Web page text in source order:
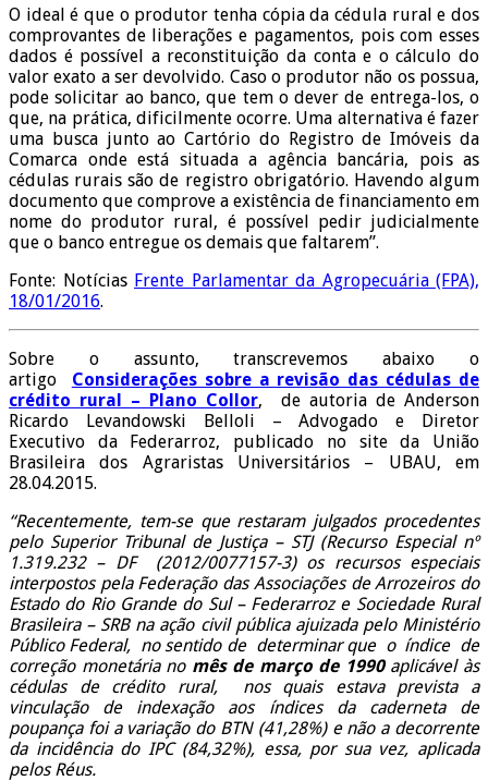
O ideal é que o produtor tenha cópia da cédula rural e dos
comprovantes de liberações e pagamentos, pois com esses
dados é possível a reconstituição da conta e o cálculo do
valor exato a ser devolvido. Caso o produtor não os possua,
pode solicitar ao banco, que tem o dever de entrega-los, o
que, na prática, dificilmente ocorre. Uma alternativa é fazer
uma busca junto ao Cartório do Registro de Imóveis da
Comarca onde está situada a agência bancária, pois as
cédulas rurais são de registro obrigatório. Havendo algum
documento que comprove a existência de financiamento em
nome do produtor rural, é possível pedir judicialmente
que o banco entregue os demais que faltarem”.
Fonte: Notícias Frente Parlamentar da Agropecuária (FPA),
18/01/2016.
Sobre o assunto, transcrevemos abaixo o
artigo Considerações sobre a revisão das cédulas de
crédito rural – Plano Collor, de autoria de Anderson
Ricardo Levandowski Belloli – Advogado e Diretor
Executivo da Federarroz, publicado no site da União
Brasileira dos Agraristas Universitários – UBAU, em
28.04.2015.
“Recentemente, tem-se que restaram julgados procedentes
pelo Superior Tribunal de Justiça – STJ (Recurso Especial nº
1.319.232 – DF (2012/0077157-3) os recursos especiais
interpostos pela Federação das Associações de Arrozeiros do
Estado do Rio Grande do Sul – Federarroz e Sociedade Rural
Brasileira – SRB na ação civil pública ajuizada pelo Ministério
Público Federal, no sentido de determinar que o índice de
correção monetária no mês de março de 1990aplicável às
cédulas de crédito rural, nos quais estava prevista a
vinculação de indexação aos índices da caderneta de
poupança foi a variação do BTN (41,28%) e não a decorrente
da incidência do IPC (84,32%), essa, por sua vez, aplicada
pelos Réus.